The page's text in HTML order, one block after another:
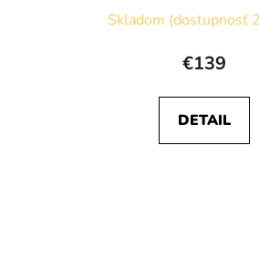
Skladom (dostupnosť
€139
DETAIL